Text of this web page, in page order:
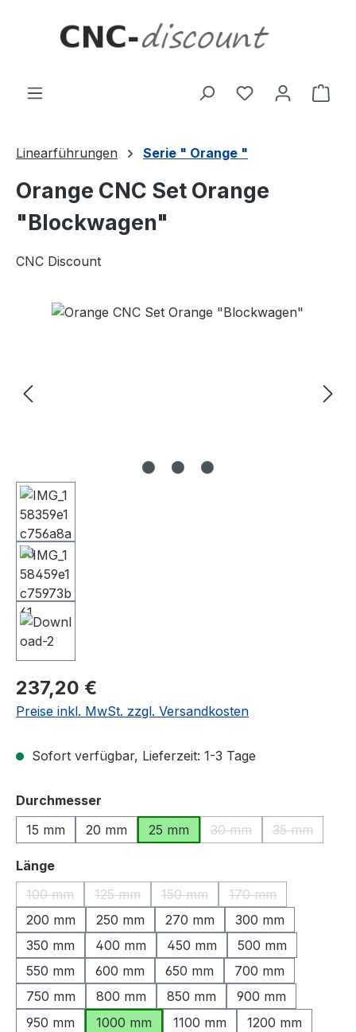
Linearführungen Serie " Orange "
Orange CNC Set Orange
"Blockwagen"
CNC Discount
Bildergalerie überspringen
Regulärer Preis:
237,20 €
Preise inkl. MwSt. zzgl. Versandkosten
Sofort verfügbar, Lieferzeit: 1-3 Tage
Durchmesser
15 mm
20 mm 25 mm 30 mm
(Diese Option ist
35 mm
(Diese
Längeauswählen
100 mm
(Diese Option ist zurzeit nicht verfügbar.)
125 mm
(Diese Option ist zurzeit nicht verfügbar.)
150 mm
(Diese Option ist zurzeit nicht
170 mm
(Diese Option ist
200 mm 250 mm 270 mm
300 mm
350 mm
400 mm 450 mm
500 mm
550 mm
600 mm 650 mm
700 mm
750 mm
800 mm 850 mm
900 mm
950 mm
1000 mm 1100 mm
1200 mm